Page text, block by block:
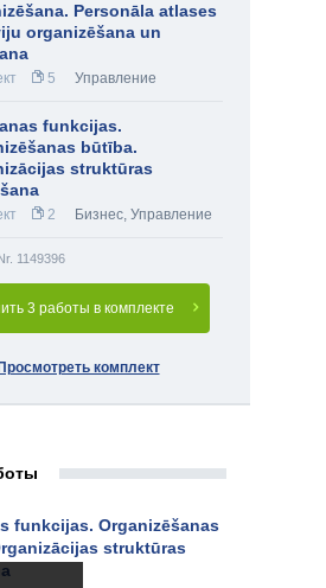
Personāla atlases
organizēšana un
5 Управление
funkcijas.
būtība.
struktūras
2 Бизнес, Управление
1149396
3 работы в комплекте
Просмотреть комплект
funkcijas. Organizēšanas
struktūras